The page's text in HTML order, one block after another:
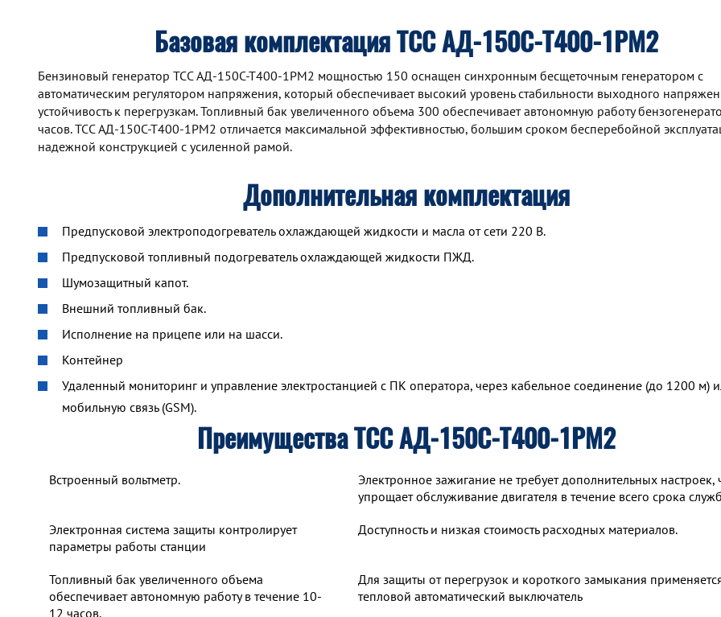
Базовая комплектация ТСС АД-150С-Т400-1РМ2
Бензиновый генератор TCC АД-150С-Т400-1РМ2 мощностью 150 оснащен синхронным беcщеточным генератором с
автоматическим регулятором напряжения, который обеспечивает высокий уровень стабильности выходного
устойчивость к перегрузкам. Топливный бак увеличенного объема 300 обеспечивает автономную работу
часов. TCC АД-150С-Т400-1РМ2 отличается максимальной эффективностью, большим сроком бесперебойной
надежной конструкцией с усиленной рамой.
Дополнительная комплектация
Предпусковой электроподогреватель охлаждающей жидкости и масла от сети 220 В.
Предпусковой топливный подогреватель охлаждающей жидкости ПЖД.
Шумозащитный капот.
Внешний топливный бак.
Исполнение на прицепе или на шасси.
Контейнер
Удаленный мониторинг и управление электростанцией с ПК оператора, через кабельное соединение (до 1200 м)
мобильную связь (GSM).
Преимущества ТСС АД-150С-Т400-1РМ2
Встроенный вольтметр.
Электронное зажигание не требует дополнительных настроек,
упрощает обслуживание двигателя в течение всего срока
Электронная система защиты контролирует
параметры работы станции
Доступность и низкая стоимость расходных материалов.
Топливный бак увеличенного объема
обеспечивает автономную работу в течение 10-
12 часов.
Для защиты от перегрузок и короткого замыкания
тепловой автоматический выключатель